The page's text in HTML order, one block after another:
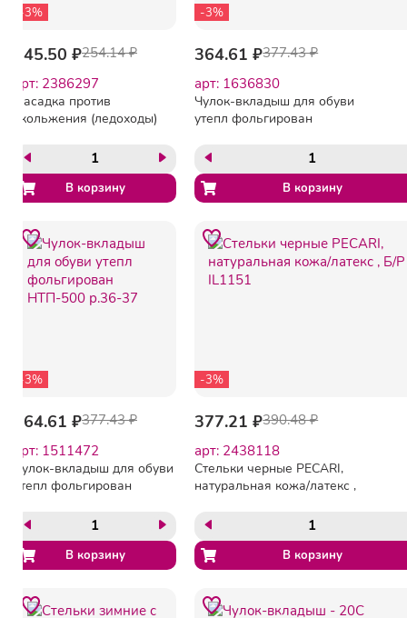
-3%
245.50 ₽254.14 ₽
арт: 2386297
Насадка против
скольжения (ледоходы)
-3%
364.61 ₽377.43 ₽
арт: 1636830
Чулок-вкладыш для обуви
утепл фольгирован
-3%
364.61 ₽377.43 ₽
арт: 1511472
Чулок-вкладыш для обуви
утепл фольгирован
-3%
377.21 ₽390.48 ₽
арт: 2438118
Стельки черные PECARI,
натуральная кожа/латекс ,